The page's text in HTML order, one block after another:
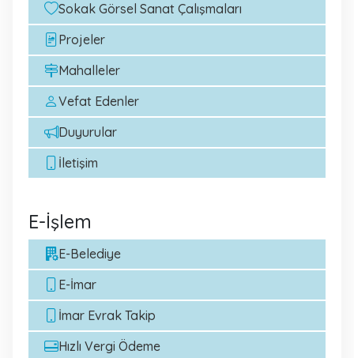
Sokak Görsel Sanat Çalışmaları
Projeler
Mahalleler
Vefat Edenler
Duyurular
İletişim
E-İşlem
E-Belediye
E-İmar
İmar Evrak Takip
Hızlı Vergi Ödeme